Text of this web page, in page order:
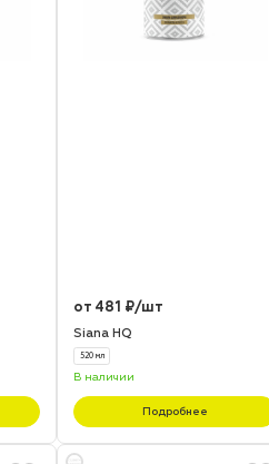
от 481 ₽/шт
Siana HQ
520 мл
В наличии
Подробнее